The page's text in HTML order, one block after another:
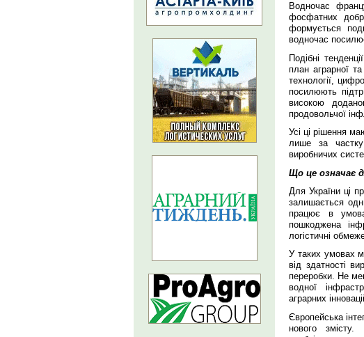
Водночас
фосфатних
формується
водночас
Подібні
план аграрної
технології,
посилюють
високою
продовольчої
Усі ці рішення
лише за
виробничих
Що це означає
Для України ці
залишається
працює в
пошкоджена
логістичні
У таких умовах
від здатності
переробки. Не
водної
аграрних
Європейська
нового